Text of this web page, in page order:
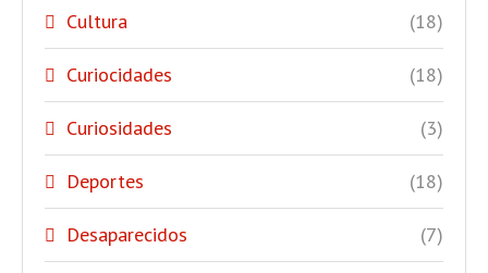
Cultura (18)
Curiocidades (18)
Curiosidades (3)
Deportes (18)
Desaparecidos (7)